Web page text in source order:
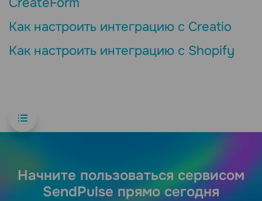
Как настроить интеграцию с Creatio
Как настроить интеграцию с Shopify
Начните пользоваться сервисом
SendPulse прямо сегодня